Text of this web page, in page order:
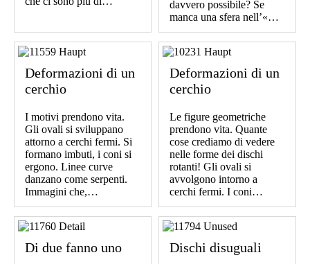
davvero possibile? Se
manca una sfera nell’«…
Deformazioni di un
cerchio
I motivi prendono vita.
Gli ovali si sviluppano
attorno a cerchi fermi. Si
formano imbuti, i coni si
ergono. Linee curve
danzano come serpenti.
Immagini che,…
Deformazioni di un
cerchio
Le figure geometriche
prendono vita. Quante
cose crediamo di vedere
nelle forme dei dischi
rotanti! Gli ovali si
avvolgono intorno a
cerchi fermi. I coni…
Di due fanno uno Dischi disuguali